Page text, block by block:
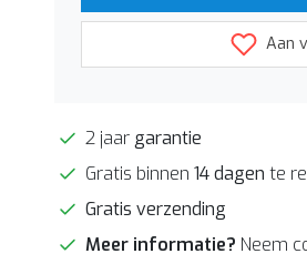
Aan
2 jaar garantie
Gratis binnen 14 dagen te
Gratis verzending
Meer informatie? Neem